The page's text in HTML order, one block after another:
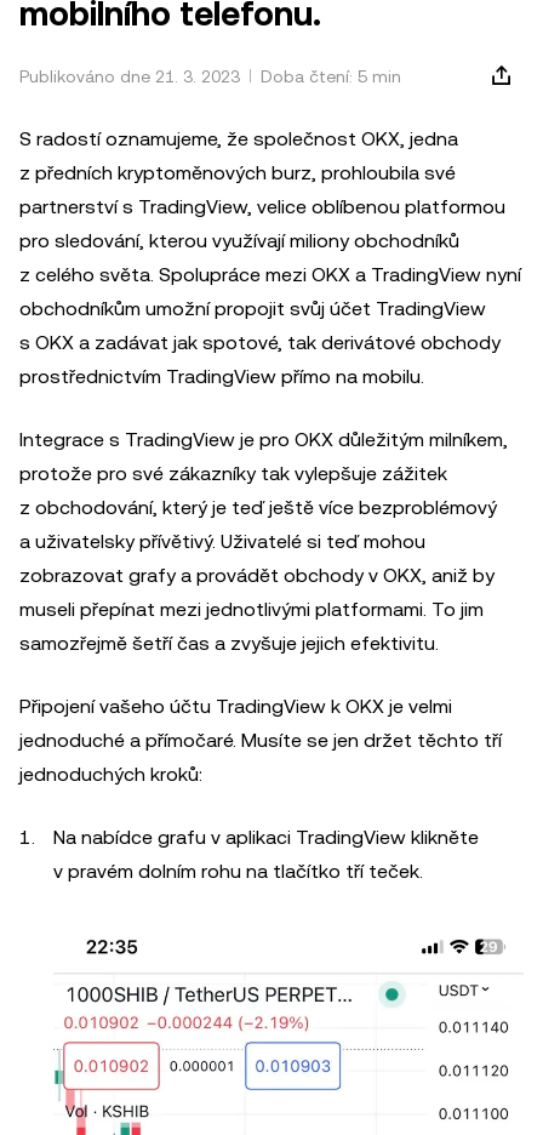
mobilního telefonu.
Publikováno dne 21. 3. 2023 Doba čtení: 5 min
S radostí oznamujeme, že společnost OKX, jedna
z předních kryptoměnových burz, prohloubila své
partnerství s TradingView, velice oblíbenou platformou
pro sledování, kterou využívají miliony obchodníků
z celého světa. Spolupráce mezi OKX a TradingView nyní
obchodníkům umožní propojit svůj účet TradingView
s OKX a zadávat jak spotové, tak derivátové obchody
prostřednictvím TradingView přímo na mobilu.
Integrace s TradingView je pro OKX důležitým milníkem,
protože pro své zákazníky tak vylepšuje zážitek
z obchodování, který je teď ještě více bezproblémový
a uživatelsky přívětivý. Uživatelé si teď mohou
zobrazovat grafy a provádět obchody v OKX, aniž by
museli přepínat mezi jednotlivými platformami. To jim
samozřejmě šetří čas a zvyšuje jejich efektivitu.
Připojení vašeho účtu TradingView k OKX je velmi
jednoduché a přímočaré. Musíte se jen držet těchto tří
jednoduchých kroků:
Na nabídce grafu v aplikaci TradingView klikněte
v pravém dolním rohu na tlačítko tří teček.